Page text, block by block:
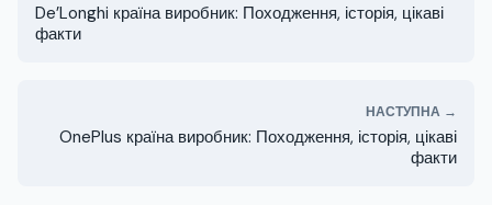
De’Longhi країна виробник: Походження, історія, цікаві
факти
НАСТУПНА →
OnePlus країна виробник: Походження, історія, цікаві
факти